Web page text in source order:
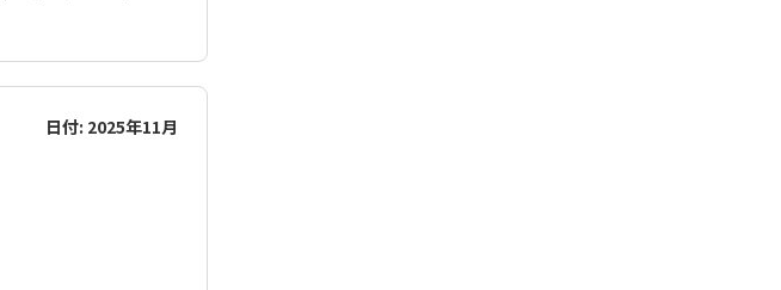
日付: 2025年11月